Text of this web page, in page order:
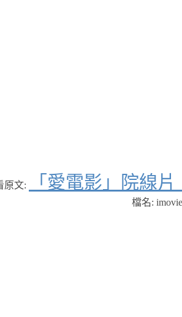
文: 「愛電影」院線
檔名: